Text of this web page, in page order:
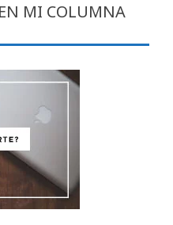
EN MI COLUMNA